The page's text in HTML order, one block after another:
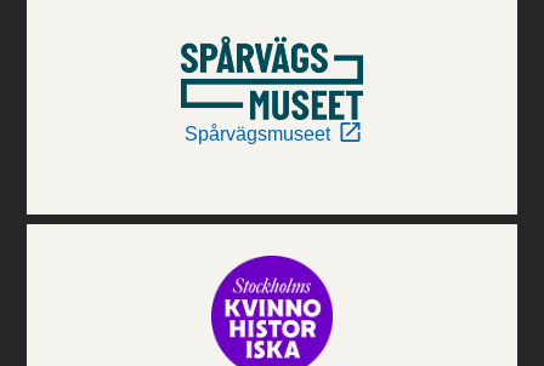
Spårvägsmuseet